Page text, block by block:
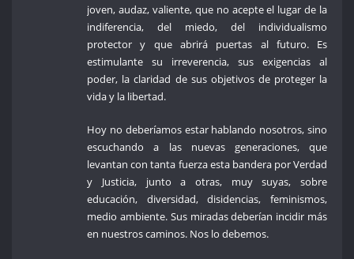
joven, audaz, valiente, que no acepte el lugar de la
indiferencia, del miedo, del individualismo
protector y que abrirá puertas al futuro. Es
estimulante su irreverencia, sus exigencias al
poder, la claridad de sus objetivos de proteger la
vida y la libertad.
Hoy no deberíamos estar hablando nosotros, sino
escuchando a las nuevas generaciones, que
levantan con tanta fuerza esta bandera por Verdad
y Justicia, junto a otras, muy suyas, sobre
educación, diversidad, disidencias, feminismos,
medio ambiente. Sus miradas deberían incidir más
en nuestros caminos. Nos lo debemos.